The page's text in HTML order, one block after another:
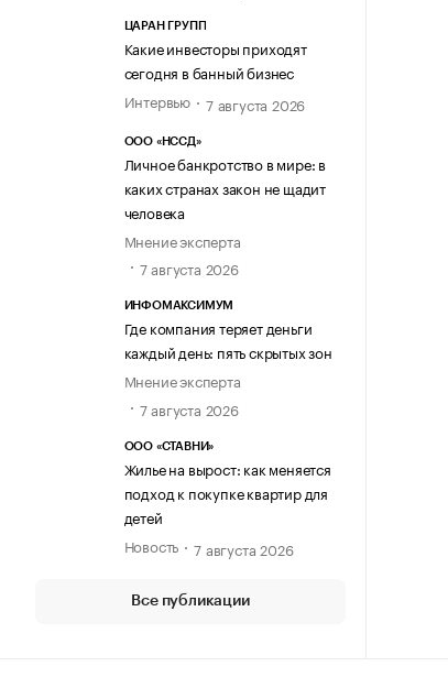
ЦАРАН ГРУПП
Какие инвесторы приходят
сегодня в банный бизнес
Интервью
7 августа 2026
ООО «НССД»
Личное банкротство в мире: в
каких странах закон не щадит
человека
Мнение эксперта
7 августа 2026
ИНФОМАКСИМУМ
Где компания теряет деньги
каждый день: пять скрытых зон
Мнение эксперта
7 августа 2026
ООО «СТАВНИ»
Жилье на вырост: как меняется
подход к покупке квартир для
детей
Новость
7 августа 2026
Все публикации